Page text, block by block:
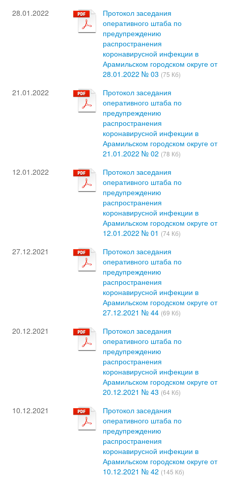
28.01.2022
Протокол заседания
оперативного штаба по
предупреждению
распространения
коронавирусной инфекции в
Арамильском городском округе от
28.01.2022 № 03 (75 Кб)
21.01.2022
Протокол заседания
оперативного штаба по
предупреждению
распространения
коронавирусной инфекции в
Арамильском городском округе от
21.01.2022 № 02 (78 Кб)
12.01.2022
Протокол заседания
оперативного штаба по
предупреждению
распространения
коронавирусной инфекции в
Арамильском городском округе от
12.01.2022 № 01 (74 Кб)
27.12.2021
Протокол заседания
оперативного штаба по
предупреждению
распространения
коронавирусной инфекции в
Арамильском городском округе от
27.12.2021 № 44 (69 Кб)
20.12.2021
Протокол заседания
оперативного штаба по
предупреждению
распространения
коронавирусной инфекции в
Арамильском городском округе от
20.12.2021 № 43 (64 Кб)
10.12.2021
Протокол заседания
оперативного штаба по
предупреждению
распространения
коронавирусной инфекции в
Арамильском городском округе от
10.12.2021 № 42 (145 Кб)